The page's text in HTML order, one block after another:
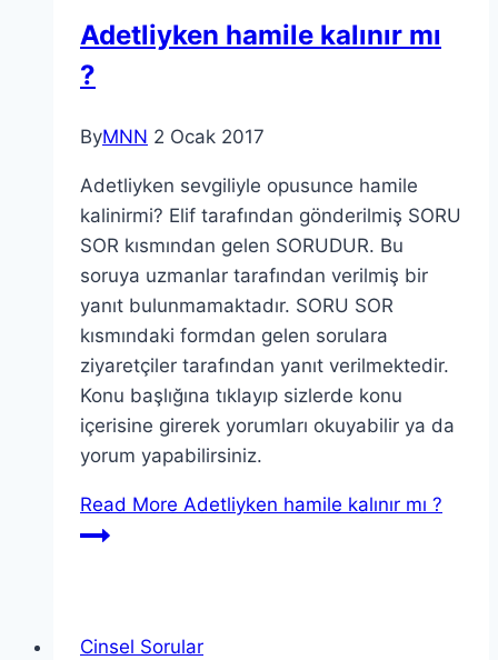
Adetliyken hamile kalınır mı
?
ByMNN 2 Ocak 2017
Adetliyken sevgiliyle opusunce hamile
kalinirmi? Elif tarafından gönderilmiş SORU
SOR kısmından gelen SORUDUR. Bu
soruya uzmanlar tarafından verilmiş bir
yanıt bulunmamaktadır. SORU SOR
kısmındaki formdan gelen sorulara
ziyaretçiler tarafından yanıt verilmektedir.
Konu başlığına tıklayıp sizlerde konu
içerisine girerek yorumları okuyabilir ya da
yorum yapabilirsiniz.
Read More Adetliyken hamile kalınır mı ?
Cinsel Sorular